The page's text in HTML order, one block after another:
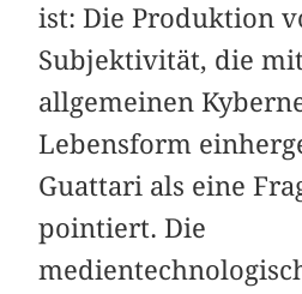
ist: Die Produktion
Subjektivität, die
allgemeinen
Lebensform
Guattari als eine
pointiert. Die